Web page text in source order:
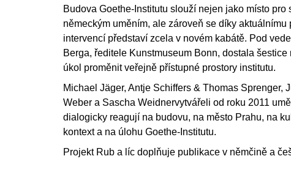
Budova Goethe-Institutu slouží nejen jako místo pro
německým uměním, ale zároveň se díky aktuálnímu
intervencí představí zcela v novém kabátě. Pod
Berga, ředitele Kunstmuseum Bonn, dostala
úkol proměnit veřejně přístupné prostory institutu.
Michael Jäger, Antje Schiffers & Thomas Sprenger,
Weber a Sascha Weidnervytvářeli od roku 2011
dialogicky reagují na budovu, na město Prahu, na
kontext a na úlohu Goethe-Institutu.
Projekt Rub a líc doplňuje publikace v němčině a